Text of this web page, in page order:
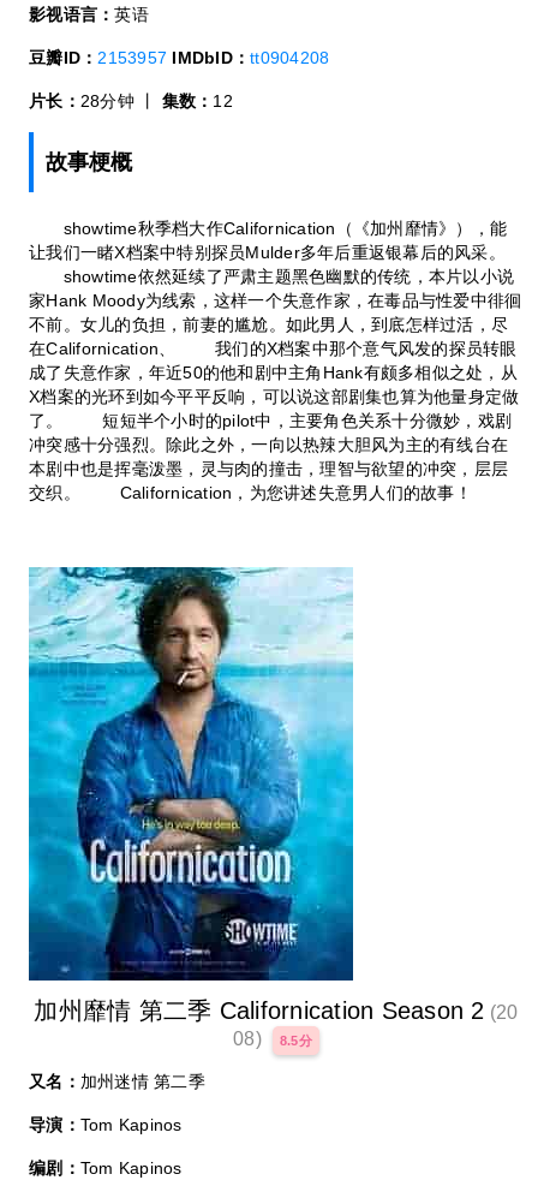
影视语言：英语
豆瓣ID： 2153957 IMDbID：tt0904208
片长： 28分钟 丨 集数： 12
故事梗概
showtime秋季档大作Californication（《加州靡情》），能
让我们一睹X档案中特别探员Mulder多年后重返银幕后的风采。
showtime依然延续了严肃主题黑色幽默的传统，本片以小说
家Hank Moody为线索，这样一个失意作家，在毒品与性爱中徘徊
不前。女儿的负担，前妻的尴尬。如此男人，到底怎样过活，尽
在Californication、 我们的X档案中那个意气风发的探员转眼
成了失意作家，年近50的他和剧中主角Hank有颇多相似之处，从
X档案的光环到如今平平反响，可以说这部剧集也算为他量身定做
了。 短短半个小时的pilot中，主要角色关系十分微妙，戏剧
冲突感十分强烈。除此之外，一向以热辣大胆风为主的有线台在
本剧中也是挥毫泼墨，灵与肉的撞击，理智与欲望的冲突，层层
交织。 Californication，为您讲述失意男人们的故事！
加州靡情 第二季 Californication Season 2 (20
08)
8.5分
又名： 加州迷情 第二季
导演： Tom Kapinos
编剧： Tom Kapinos